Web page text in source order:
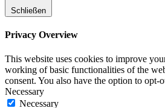
Schließen
Privacy Overview
This website uses cookies to improve
working of basic functionalities of the
consent. You also have the option to
Necessary
Necessary